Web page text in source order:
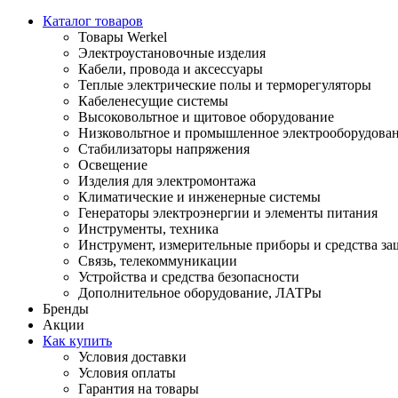
Каталог товаров
Товары Werkel
Электроустановочные изделия
Кабели, провода и аксессуары
Теплые электрические полы и терморегуляторы
Кабеленесущие системы
Высоковольтное и щитовое оборудование
Низковольтное и промышленное
Стабилизаторы напряжения
Освещение
Изделия для электромонтажа
Климатические и инженерные системы
Генераторы электроэнергии и элементы питания
Инструменты, техника
Инструмент, измерительные приборы и средства
Связь, телекоммуникации
Устройства и средства безопасности
Дополнительное оборудование, ЛАТРы
Бренды
Акции
Как купить
Условия доставки
Условия оплаты
Гарантия на товары